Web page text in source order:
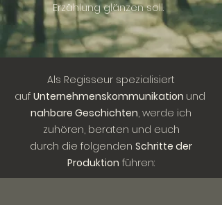
Erzählung glänzen soll.
Als Regisseur spezialisiert
auf Unternehmenskommunikation und
nahbare Geschichten, werde ich
zuhören, beraten und euch
durch die folgenden Schritte der
Produktion führen: